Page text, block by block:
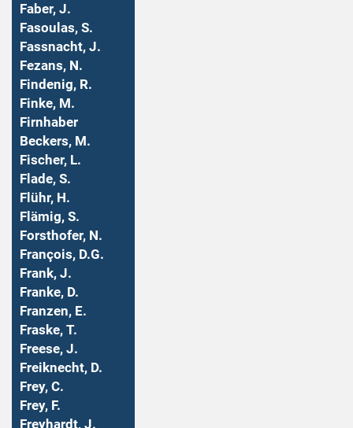
Faber, J.
Fasoulas, S.
Fassnacht, J.
Fezans, N.
Findenig, R.
Finke, M.
Firnhaber
Beckers, M.
Fischer, L.
Flade, S.
Flühr, H.
Flämig, S.
Forsthofer, N.
François, D.G.
Frank, J.
Franke, D.
Franzen, E.
Fraske, T.
Freese, J.
Freiknecht, D.
Frey, C.
Frey, F.
Freyhardt, J.